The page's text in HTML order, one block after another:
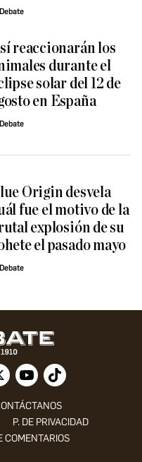
reaccionarán los
durante el
solar del 12 de
en España
Origin desvela
fue el motivo de la
explosión de su
el pasado mayo
P. DE PRIVACIDAD
COMENTARIOS